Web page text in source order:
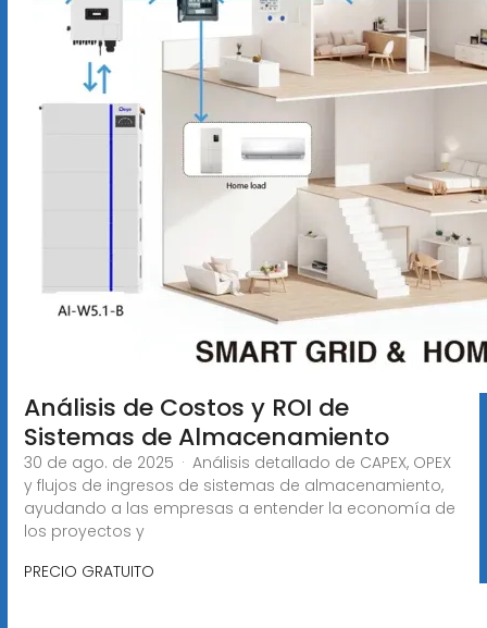
Análisis de Costos y ROI de
Sistemas de Almacenamiento
30 de ago. de 2025 · Análisis detallado de CAPEX, OPEX
y flujos de ingresos de sistemas de almacenamiento,
ayudando a las empresas a entender la economía de
los proyectos y
PRECIO GRATUITO